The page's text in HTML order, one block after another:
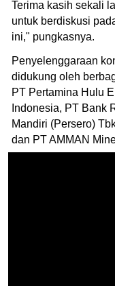
Terima kasih sekali
untuk berdiskusi
ini," pungkasnya.
Penyelenggaraan
didukung oleh
PT Pertamina Hulu
Indonesia, PT Bank
Mandiri (Persero)
dan PT AMMAN